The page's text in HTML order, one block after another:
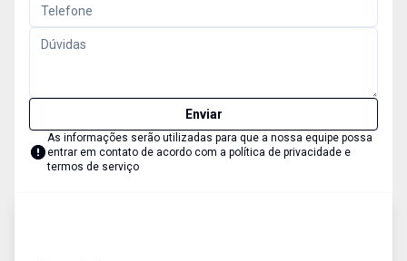
Enviar
As informações serão utilizadas para que a nossa equipe possa
entrar em contato de acordo com a política de privacidade e
termos de serviço